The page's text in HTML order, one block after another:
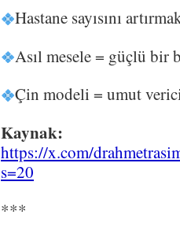
Hastane sayısını
Asıl mesele = güçlü bir
Çin modeli = umut
Kaynak:
https://x.com/
s=20
***